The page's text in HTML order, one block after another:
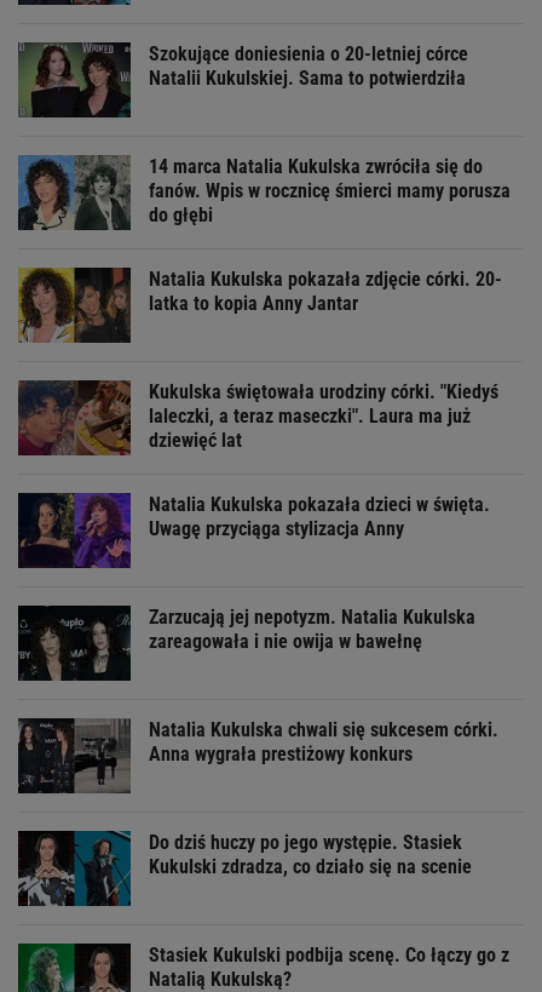
Szokujące doniesienia o 20-letniej córce
Natalii Kukulskiej. Sama to potwierdziła
14 marca Natalia Kukulska zwróciła się do
fanów. Wpis w rocznicę śmierci mamy porusza
do głębi
Natalia Kukulska pokazała zdjęcie córki. 20-
latka to kopia Anny Jantar
Kukulska świętowała urodziny córki. "Kiedyś
laleczki, a teraz maseczki". Laura ma już
dziewięć lat
Natalia Kukulska pokazała dzieci w święta.
Uwagę przyciąga stylizacja Anny
Zarzucają jej nepotyzm. Natalia Kukulska
zareagowała i nie owija w bawełnę
Natalia Kukulska chwali się sukcesem córki.
Anna wygrała prestiżowy konkurs
Do dziś huczy po jego występie. Stasiek
Kukulski zdradza, co działo się na scenie
Stasiek Kukulski podbija scenę. Co łączy go z
Natalią Kukulską?